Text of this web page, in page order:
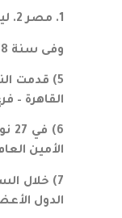
1. مصر 2. ليبيا 3. السودان 4. لبنان 5. سوريا 6.سلطنة عمان 7.العراق 8. الكويت 9. البحرين
وفى سنة 1978، كانت تسعى للانضمام السعودية و الأمارات.
5) قدمت
القاهرة –
الأمين
الدول